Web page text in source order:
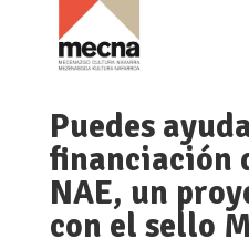
Puedes
financiación
NAE, un
con el sello